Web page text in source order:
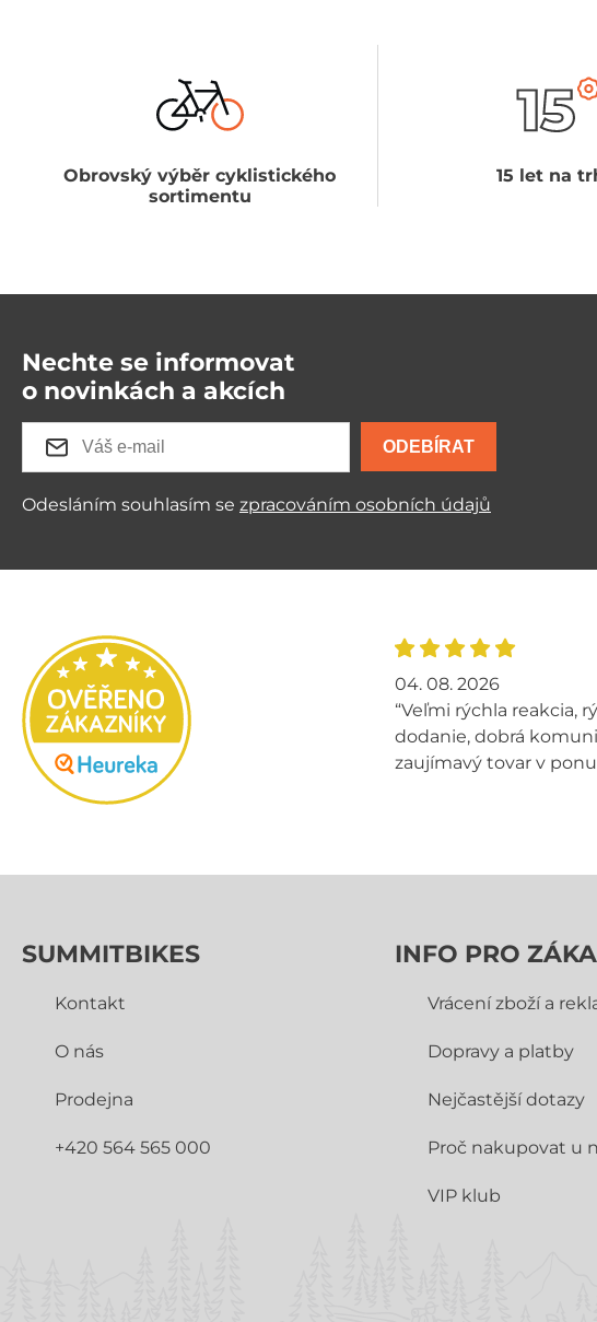
Obrovský výběr cyklistického
sortimentu
15 let na
Nechte se informovat
o novinkách a akcích
ODEBÍRAT
Odesláním souhlasím se zpracováním osobních údajů
04. 08. 2026
“Veľmi rýchla reakcia,
dodanie, dobrá
zaujímavý tovar v
SUMMITBIKES
Kontakt
O nás
Prodejna
+420 564 565 000
INFO PRO
Vrácení zboží a
Dopravy a platby
Nejčastější dotazy
Proč nakupovat u
VIP klub